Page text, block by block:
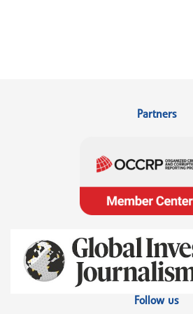
Partners
Follow us